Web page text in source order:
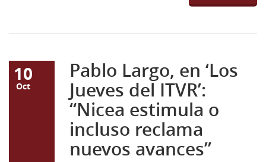
10
Oct
Pablo Largo, en ‘Los
Jueves del ITVR’:
“Nicea estimula o
incluso reclama
nuevos avances”